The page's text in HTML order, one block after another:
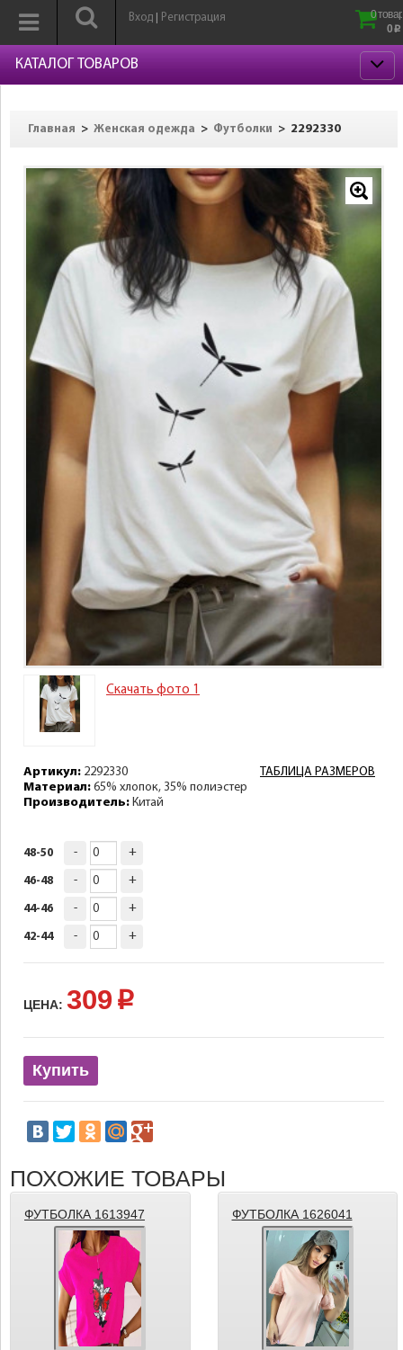
Вход Регистрация
0
0 p
КАТАЛОГ ТОВАРОВ
Главная > Женская одежда > Футболки > 2292330
Скачать фото 1
ТАБЛИЦА РАЗМЕРОВ
Артикул: 2292330
Материал: 65% хлопок, 35% полиэстер
Производитель: Китай
48-50 - +
46-48 - +
44-46 - +
42-44 - +
ЦЕНА: 309 p
Купить
ПОХОЖИЕ ТОВАРЫ
ФУТБОЛКА 1613947 ФУТБОЛКА 1626041